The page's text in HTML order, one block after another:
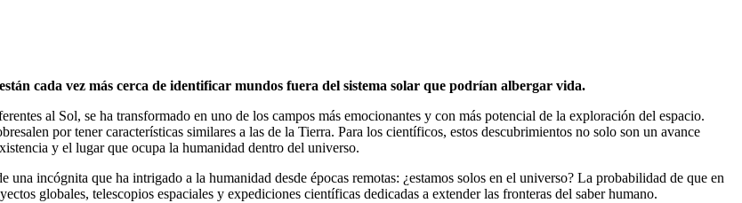
cada vez más cerca de identificar mundos fuera del sistema solar que podrían albergar vida.
al Sol, se ha transformado en uno de los campos más emocionantes y con más potencial de la exploración del espacio.
por tener características similares a las de la Tierra. Para los científicos, estos descubrimientos no solo son un avance
y el lugar que ocupa la humanidad dentro del universo.
incógnita que ha intrigado a la humanidad desde épocas remotas: ¿estamos solos en el universo? La probabilidad de que en
globales, telescopios espaciales y expediciones científicas dedicadas a extender las fronteras del saber humano.